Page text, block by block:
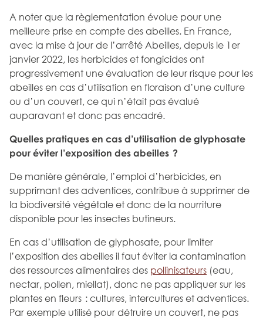
A noter que la règlementation évolue pour une
meilleure prise en compte des abeilles. En France,
avec la mise à jour de l’arrêté Abeilles, depuis le 1er
janvier 2022, les herbicides et fongicides ont
progressivement une évaluation de leur risque pour les
abeilles en cas d’utilisation en floraison d’une culture
ou d’un couvert, ce qui n’était pas évalué
auparavant et donc pas encadré.
Quelles pratiques en cas d’utilisation de glyphosate
pour éviter l’exposition des abeilles ?
De manière générale, l’emploi d’herbicides, en
supprimant des adventices, contribue à supprimer de
la biodiversité végétale et donc de la nourriture
disponible pour les insectes butineurs.
En cas d’utilisation de glyphosate, pour limiter
l’exposition des abeilles il faut éviter la contamination
des ressources alimentaires des pollinisateurs (eau,
nectar, pollen, miellat), donc ne pas appliquer sur les
plantes en fleurs : cultures, intercultures et adventices.
Par exemple utilisé pour détruire un couvert, ne pas